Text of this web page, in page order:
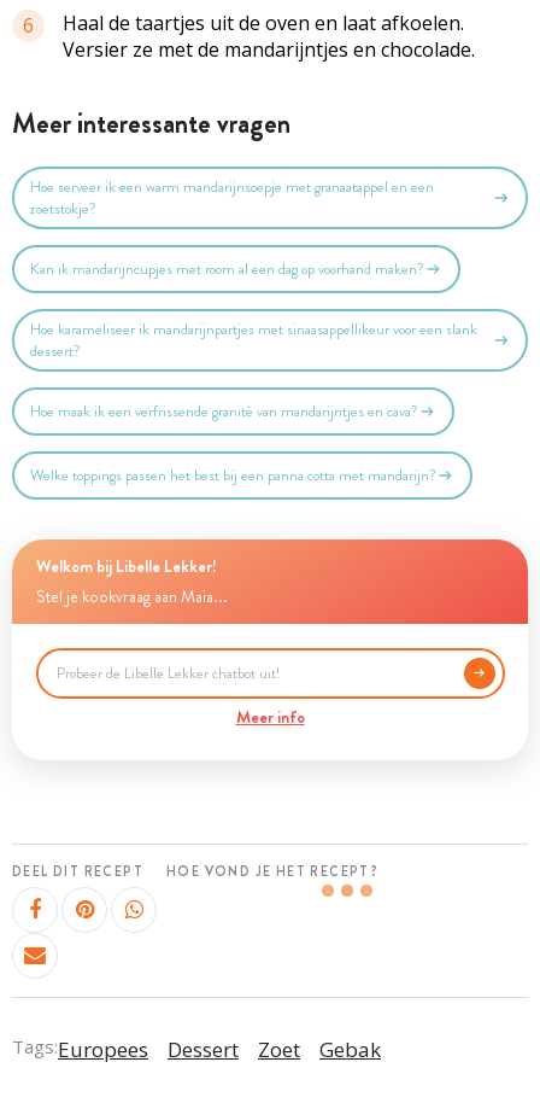
6
Haal de taartjes uit de oven en laat afkoelen.
Versier ze met de mandarijntjes en chocolade.
Meer interessante vragen
Hoe serveer ik een warm mandarijnsoepje met granaatappel en een
zoetstokje?
Kan ik mandarijncupjes met room al een dag op voorhand maken?
Hoe karameliseer ik mandarijnpartjes met sinaasappellikeur voor een slank
dessert?
Hoe maak ik een verfrissende granité van mandarijntjes en cava?
Welke toppings passen het best bij een panna cotta met mandarijn?
Welkom bij Libelle Lekker!
Stel je kookvraag aan Maia...
Meer info
DEEL DIT RECEPT HOE VOND JE HET RECEPT?
Tags:Europees Dessert Zoet Gebak